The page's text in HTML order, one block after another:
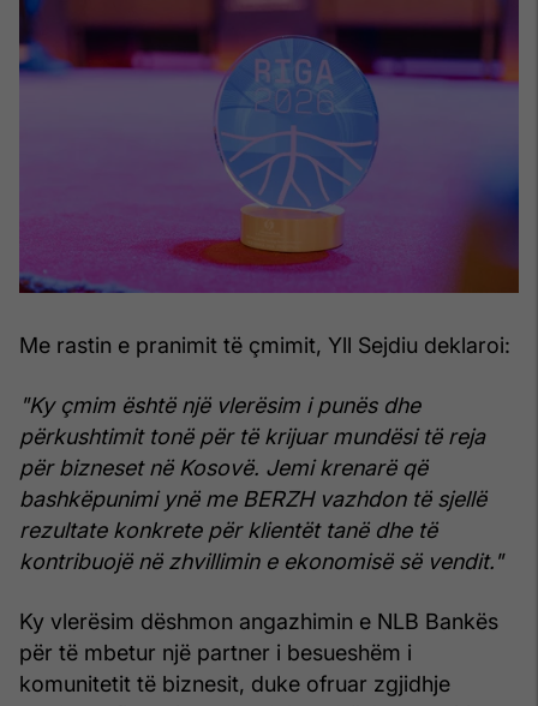
Me rastin e pranimit të çmimit, Yll Sejdiu deklaroi:
"Ky çmim është një vlerësim i punës dhe
përkushtimit tonë për të krijuar mundësi të reja
për bizneset në Kosovë. Jemi krenarë që
bashkëpunimi ynë me BERZH vazhdon të sjellë
rezultate konkrete për klientët tanë dhe të
kontribuojë në zhvillimin e ekonomisë së vendit."
Ky vlerësim dëshmon angazhimin e NLB Bankës
për të mbetur një partner i besueshëm i
komunitetit të biznesit, duke ofruar zgjidhje